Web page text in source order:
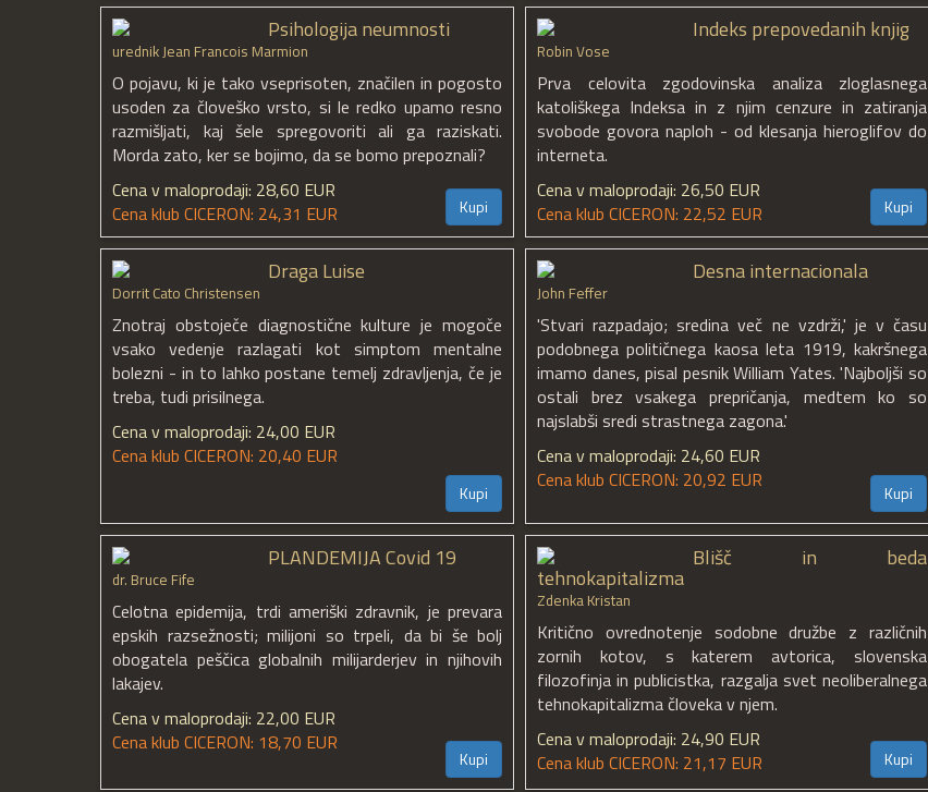
Psihologija neumnosti
urednik Jean Francois Marmion
O pojavu, ki je tako vseprisoten, značilen in pogosto
usoden za človeško vrsto, si le redko upamo resno
razmišljati, kaj šele spregovoriti ali ga raziskati.
Morda zato, ker se bojimo, da se bomo prepoznali?
Cena v maloprodaji: 28,60 EUR
Cena klub CICERON: 24,31 EUR
Kupi
Indeks prepovedanih knjig
Robin Vose
Prva celovita zgodovinska analiza zloglasnega
katoliškega Indeksa in z njim cenzure in zatiranja
svobode govora naploh - od klesanja hieroglifov do
interneta.
Cena v maloprodaji: 26,50 EUR
Cena klub CICERON: 22,52 EUR
Kupi
Draga Luise
Dorrit Cato Christensen
Znotraj obstoječe diagnostične kulture je mogoče
vsako vedenje razlagati kot simptom mentalne
bolezni - in to lahko postane temelj zdravljenja, če je
treba, tudi prisilnega.
Cena v maloprodaji: 24,00 EUR
Cena klub CICERON: 20,40 EUR
Kupi
Desna internacionala
John Feffer
'Stvari razpadajo; sredina več ne vzdrži,' je v času
podobnega političnega kaosa leta 1919, kakršnega
imamo danes, pisal pesnik William Yates. 'Najboljši so
ostali brez vsakega prepričanja, medtem ko so
najslabši sredi strastnega zagona.'
Cena v maloprodaji: 24,60 EUR
Cena klub CICERON: 20,92 EUR
Kupi
PLANDEMIJA Covid 19
dr. Bruce Fife
Celotna epidemija, trdi ameriški zdravnik, je prevara
epskih razsežnosti; milijoni so trpeli, da bi še bolj
obogatela peščica globalnih milijarderjev in njihovih
lakajev.
Cena v maloprodaji: 22,00 EUR
Cena klub CICERON: 18,70 EUR
Kupi
Blišč in beda
tehnokapitalizma
Zdenka Kristan
Kritično ovrednotenje sodobne družbe z različnih
zornih kotov, s katerem avtorica, slovenska
filozofinja in publicistka, razgalja svet neoliberalnega
tehnokapitalizma človeka v njem.
Cena v maloprodaji: 24,90 EUR
Cena klub CICERON: 21,17 EUR
Kupi